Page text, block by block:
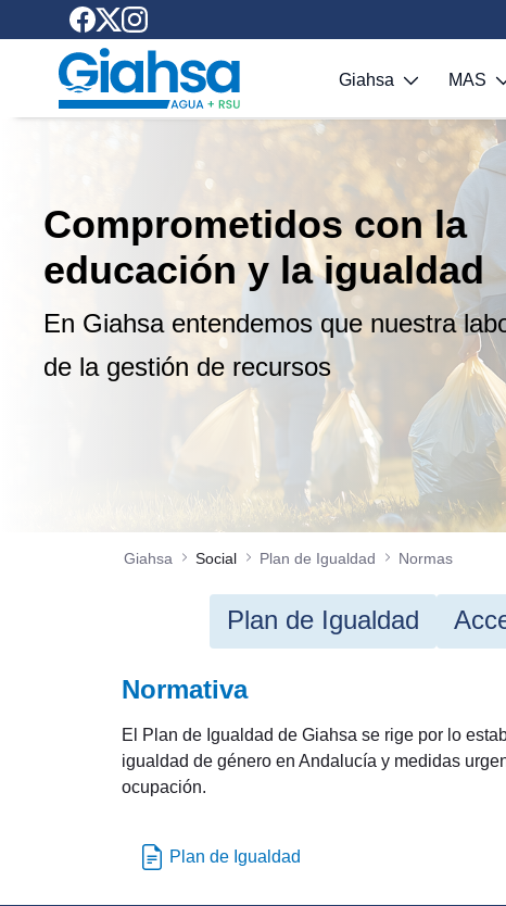
Saltar al contenido principal
Giahsa MAS
Comprometidos con la
educación y la igualdad
En Giahsa entendemos que nuestra
de la gestión de recursos
Giahsa Social Plan de Igualdad Normas
Plan de Igualdad
Normativa
El Plan de Igualdad de Giahsa se rige por lo
igualdad de género en Andalucía y medidas
ocupación.
Plan de Igualdad